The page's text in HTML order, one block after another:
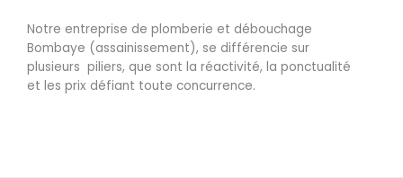
Notre entreprise de plomberie et débouchage
Bombaye (assainissement), se différencie sur
plusieurs piliers, que sont la réactivité, la ponctualité
et les prix défiant toute concurrence.